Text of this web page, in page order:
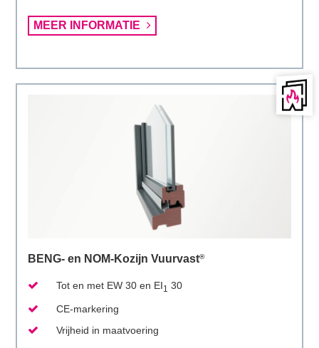
Lees
meer
HoutAlu-
MEER INFORMATIE
BENG- en NOM-Kozijn Vuurvast®
Tot en met EW 30 en EI1 30
CE-markering
Vrijheid in maatvoering